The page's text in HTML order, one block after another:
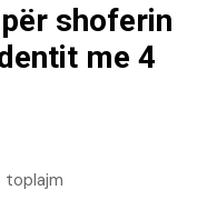
shoferin
me 4
toplajm